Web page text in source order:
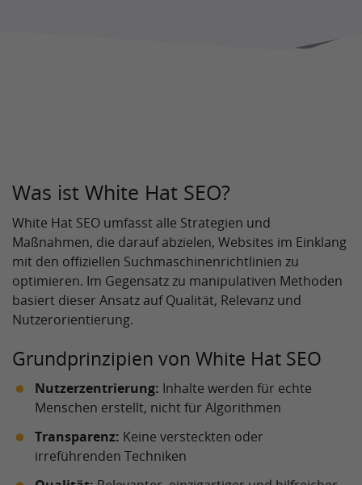
Was ist White Hat SEO?
White Hat SEO umfasst alle Strategien und
Maßnahmen, die darauf abzielen, Websites im Einklang
mit den offiziellen Suchmaschinenrichtlinien zu
optimieren. Im Gegensatz zu manipulativen Methoden
basiert dieser Ansatz auf Qualität, Relevanz und
Nutzerorientierung.
Grundprinzipien von White Hat SEO
Nutzerzentrierung: Inhalte werden für echte
Menschen erstellt, nicht für Algorithmen
Transparenz: Keine versteckten oder
irreführenden Techniken